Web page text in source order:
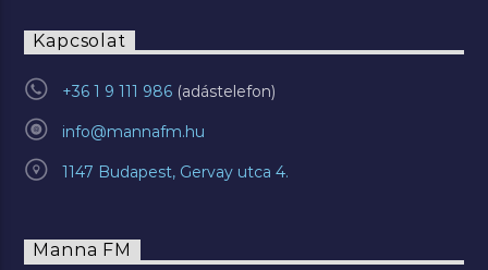
Kapcsolat
+36 1 9 111 986
info@mannafm.hu
1147 Budapest, Gervay utca 4.
Manna FM